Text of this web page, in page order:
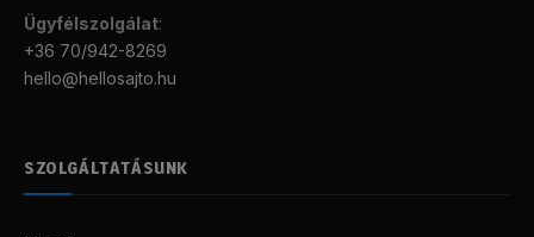
Ügyfélszolgálat:
+36 70/942-8269
hello@hellosajto.hu
SZOLGÁLTATÁSUNK